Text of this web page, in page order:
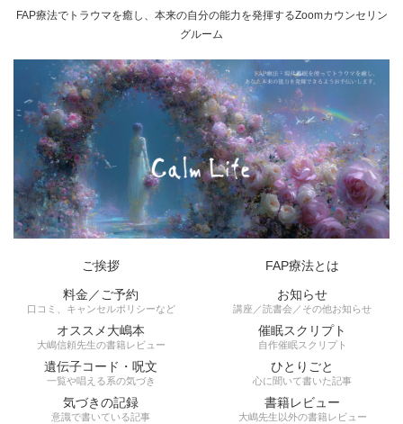
FAP療法でトラウマを癒し、本来の自分の能力を発揮するZoomカウンセリン
グルーム
ご挨拶
FAP療法とは
料金／ご予約
口コミ、キャンセルポリシーなど
お知らせ
講座／読書会／その他お知らせ
オススメ大嶋本
大嶋信頼先生の書籍レビュー
催眠スクリプト
自作催眠スクリプト
遺伝子コード・呪文
一覧や唱える系の気づき
ひとりごと
心に聞いて書いた記事
気づきの記録
意識で書いている記事
書籍レビュー
大嶋先生以外の書籍レビュー